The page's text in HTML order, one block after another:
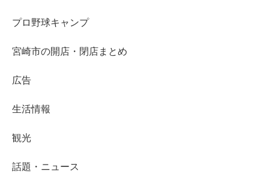
プロ野球キャンプ
宮崎市の開店・閉店まとめ
広告
生活情報
観光
話題・ニュース